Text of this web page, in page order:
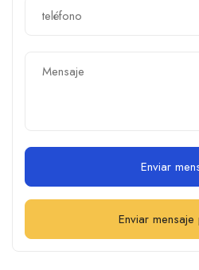
Enviar
Enviar